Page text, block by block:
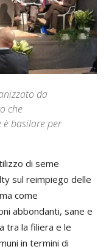
da
che
è basilare per
di seme
sul reimpiego delle
come
abbondanti, sane e
tra la filiera e le
in termini di